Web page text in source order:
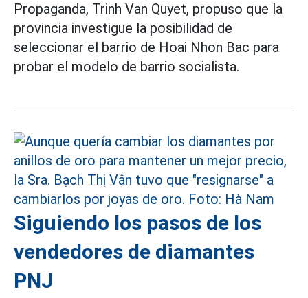
Propaganda, Trinh Van Quyet, propuso que la
provincia investigue la posibilidad de
seleccionar el barrio de Hoai Nhon Bac para
probar el modelo de barrio socialista.
Siguiendo los pasos de los
vendedores de diamantes
PNJ